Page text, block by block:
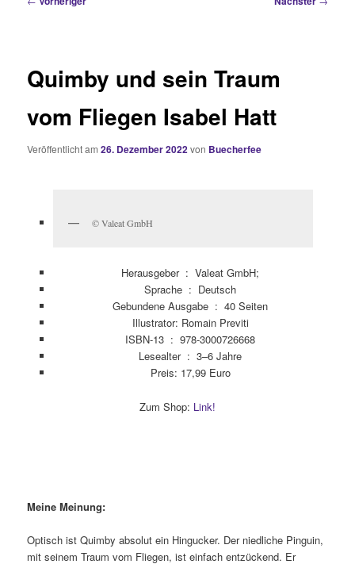
Quimby und sein Traum
vom Fliegen Isabel Hatt
Veröffentlicht am26. Dezember 2022von Buecherfee
© Valeat GmbH
Herausgeber ‏ : ‎Valeat GmbH;
Sprache ‏ : ‎ Deutsch
Gebundene Ausgabe ‏ : ‎40 Seiten
Illustrator: Romain Previti
ISBN-13 ‏ : ‎978-3000726668
Lesealter ‏ : ‎3–6 Jahre
Preis: 17,99 Euro
Zum Shop: Link!
Meine Meinung:
Optisch ist Quimby absolut ein Hingucker. Der niedliche Pinguin,
mit seinem Traum vom Fliegen, ist einfach entzückend. Er